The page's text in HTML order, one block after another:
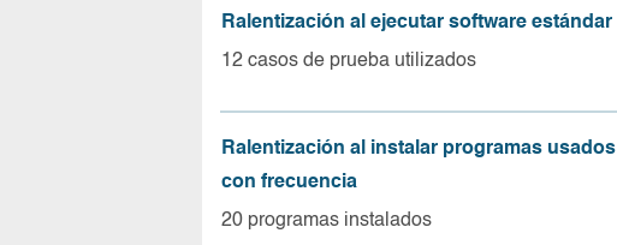
Ralentización al ejecutar software estándar
12 casos de prueba utilizados
Ralentización al instalar programas usados
con frecuencia
20 programas instalados